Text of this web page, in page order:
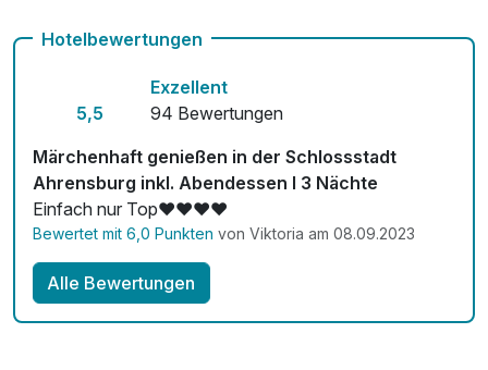
Zimmerservice verfügbar
Mit Hotelbar
Hotelbewertungen
5,5
Exzellent
94 Bewertungen
Märchenhaft genießen in der Schlossstadt
Ahrensburg inkl. Abendessen I 3 Nächte
Einfach nur Top❤️❤️❤️❤️
Bewertet mit 6,0 Punkten von Viktoria am 08.09.2023
Alle Bewertungen